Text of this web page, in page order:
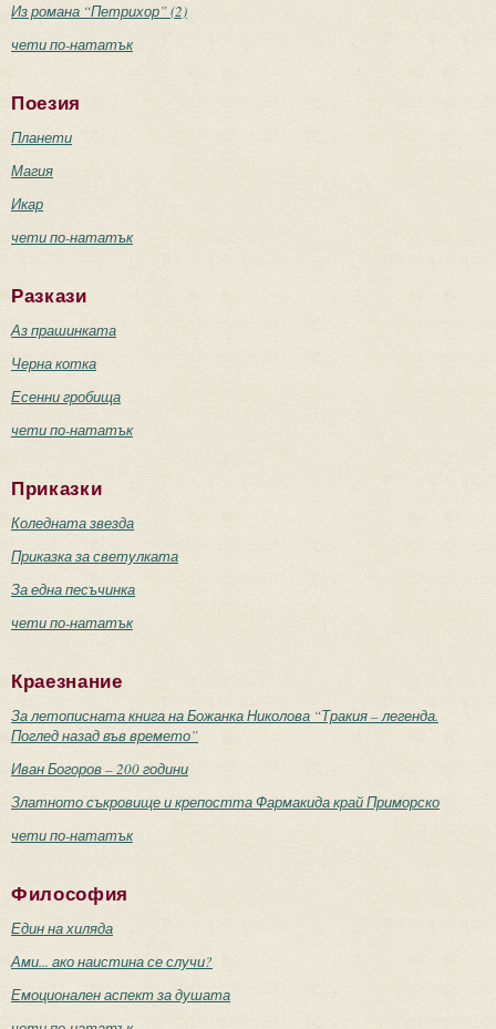
Из романа “Петрихор” (2)
чети по-нататък
Поезия
Планети
Магия
Икар
чети по-нататък
Разкази
Аз прашинката
Черна котка
Есенни гробища
чети по-нататък
Приказки
Коледната звезда
Приказка за светулката
За една песъчинка
чети по-нататък
Краезнание
За летописната книга на Божанка Николова “Тракия – легенда.
Поглед назад във времето”
Иван Богоров – 200 години
Златното съкровище и крепостта Фармакида край Приморско
чети по-нататък
Философия
Един на хиляда
Ами... ако наистина се случи?
Емоционален аспект за душата